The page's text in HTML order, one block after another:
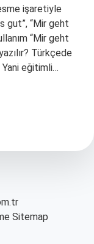
işaretiyle
gut”, “Mir geht
“Mir geht
Türkçede
Yani eğitimli…
Sitemap